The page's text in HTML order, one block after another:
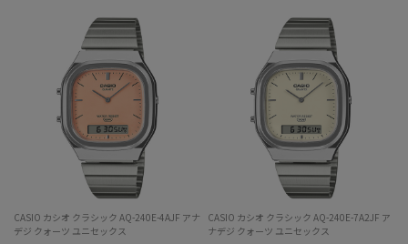
CASIO カシオ クラシック AQ-240E-4AJF アナ
デジ クォーツ ユニセックス
CASIO カシオ クラシック AQ-240E-7A2JF ア
ナデジ クォーツ ユニセックス